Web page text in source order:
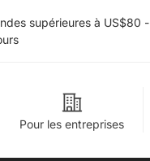
supérieures à US$80 -
Pour les entreprises